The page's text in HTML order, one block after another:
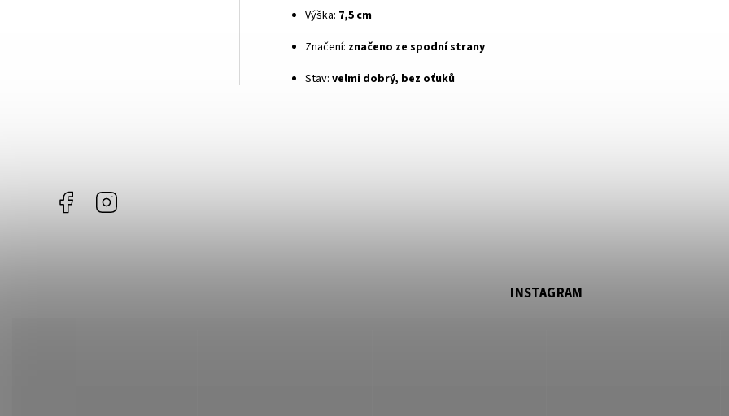
Výška: 7,5 cm
Značení: značeno ze spodní strany
Stav: velmi dobrý, bez oťuků
Facebook
INSTAGRAM